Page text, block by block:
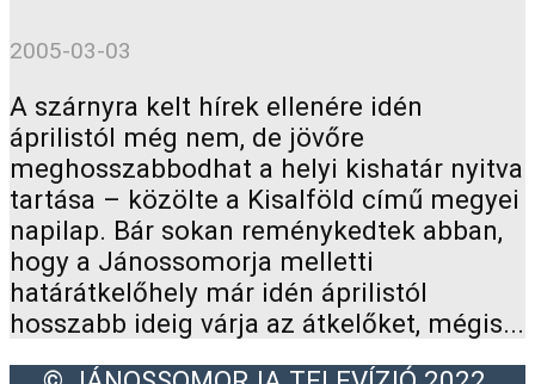
2005-03-03
A szárnyra kelt hírek ellenére idén
áprilistól még nem, de jövőre
meghosszabbodhat a helyi kishatár nyitva
tartása – közölte a Kisalföld című megyei
napilap. Bár sokan reménykedtek abban,
hogy a Jánossomorja melletti
határátkelőhely már idén áprilistól
hosszabb ideig várja az átkelőket, mégis...